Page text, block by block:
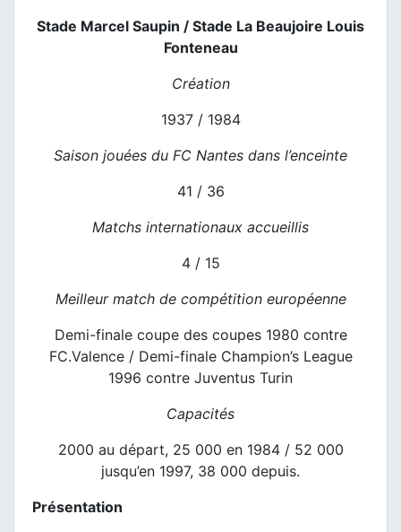
Stade Marcel Saupin / Stade La Beaujoire Louis
Fonteneau
Création
1937 / 1984
Saison jouées du FC Nantes dans l’enceinte
41 / 36
Matchs internationaux accueillis
4 / 15
Meilleur match de compétition européenne
Demi-finale coupe des coupes 1980 contre
FC.Valence / Demi-finale Champion’s League
1996 contre Juventus Turin
Capacités
2000 au départ, 25 000 en 1984 / 52 000
jusqu’en 1997, 38 000 depuis.
Présentation